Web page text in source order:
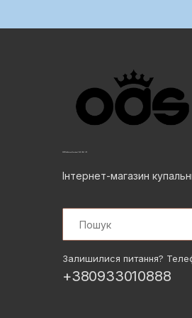
Інтернет-магазин
Search
Залишилися питання?
+380933010888